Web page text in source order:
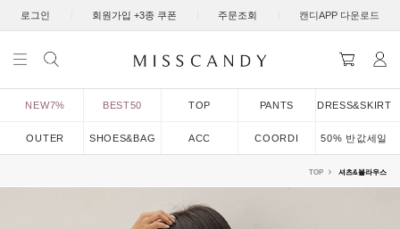
로그인 회원가입 +3종 쿠폰 주문조회 캔디APP 다운로드
NEW7% BEST50 TOP PANTS DRESS&SKIRT
OUTER SHOES&BAG ACC COORDI 50% 반값세일
TOP 셔츠&블라우스